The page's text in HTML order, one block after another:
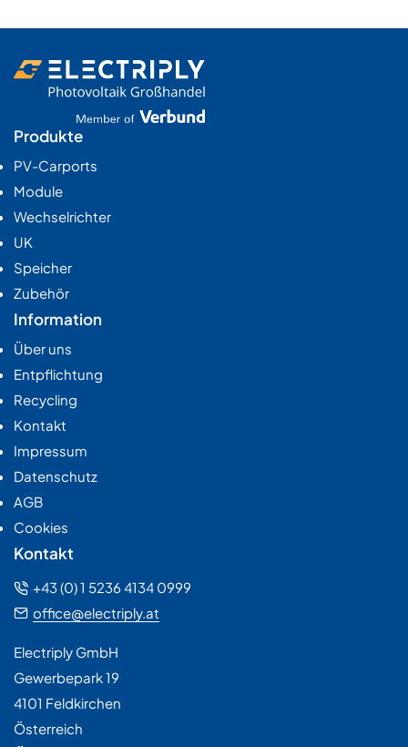
Produkte
PV-Carports
Module
Wechselrichter
UK
Speicher
Zubehör
Information
Über uns
Entpflichtung
Recycling
Kontakt
Impressum
Datenschutz
AGB
Cookies
Kontakt
+43 (0) 1 5236 4134 0999
office@electriply.at
Electriply GmbH
Gewerbepark 19
4101 Feldkirchen
Österreich